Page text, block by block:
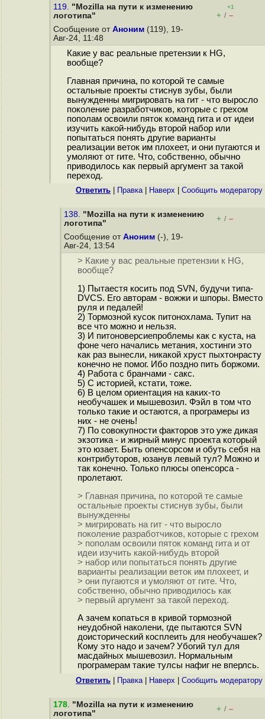
119. "Mozilla на пути к изменению
логотипа"
+1
+ / –
Сообщение от Аноним (119), 19-
Авг-24, 11:48
Какие у вас реальные претензии к HG,
вообще?
Главная причина, по которой те самые
остальные проекты стиснув зубы, были
вынужденны мигрировать на гит - что выросло
поколение разработчиков, которые с грехом
пополам освоили пяток команд гита и от идеи
изучить какой-нибудь второй набор или
попытаться понять другие варианты
реализации веток им плохеет, и они пугаются и
умоляют от гите. Что, собственно, обычно
приводилось как первый аргумент за такой
переход.
Ответить Правка| Наверх Cообщить модератору
138. "Mozilla на пути к изменению
логотипа"
+ / –
Сообщение от Аноним (-), 19-
Авг-24, 13:54
> Какие у вас реальные претензии к HG,
вообще?
1) Пытаестя косить под SVN, будучи типа-
DVCS. Его авторам - вожжи и шпоры. Вместо
руля и педалей!
2) Тормозной кусок питонохлама. Тупит на
все что можно и нельзя.
3) И питоноверсиепроблемы как с куста, на
фоне чего начались метания, хостинги это
как раз вынесли, никакой хруст пыxтонpaсту
конечно не помог. Ибо поздно пить боржоми.
4) Работа с бранчами - сакс.
5) С историей, кстати, тоже.
6) В целом ориентация на каких-то
необучашек и мышевозил. Фэйл в том что
только такие и остаются, а програмеры из
них - не очень!
7) По совокупности факторов это уже дикая
экзотика - и жирный минус проекта который
это юзает. Быть опенсорсом и обуть себя на
контрибуторов, юзанув левый тул? Можно и
так конечно. Только плюсы опенсорса -
пролетают.
> Главная причина, по которой те самые
остальные проекты стиснув зубы, были
вынужденны
> мигрировать на гит - что выросло
поколение разработчиков, которые с грехом
> пополам освоили пяток команд гита и от
идеи изучить какой-нибудь второй
> набор или попытаться понять другие
варианты реализации веток им плохеет, и
> они пугаются и умоляют от гите. Что,
собственно, обычно приводилось как
> первый аргумент за такой переход.
А зачем копаться в кривой тормозной
неудобной наколени, где пытаются SVN
доисторический косплеить для необучашек?
Кому это надо и зачем? Убогий тул для
масдайных мышевозил. Нормальным
програмерам такие тулсы нафиг не вперлсь.
Ответить Правка| Наверх Cообщить модератору
178. "Mozilla на пути к изменению
логотипа"
+ / –